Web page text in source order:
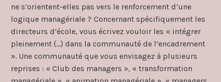
ne s’orientent-elles pas vers le renforcement d’une
logique managériale ? Concernant spécifiquement les
directeurs d’école, vous écrivez vouloir les « intégrer
pleinement (…) dans la communauté de l’encadrement
». Une communauté que vous envisagez à plusieurs
reprises : « Club des managers », « transformation